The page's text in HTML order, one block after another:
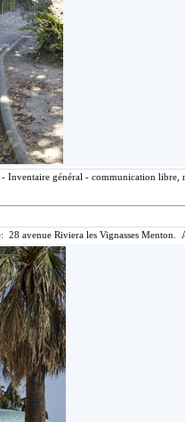
Inventaire général - communication libre,
avenue Riviera les Vignasses